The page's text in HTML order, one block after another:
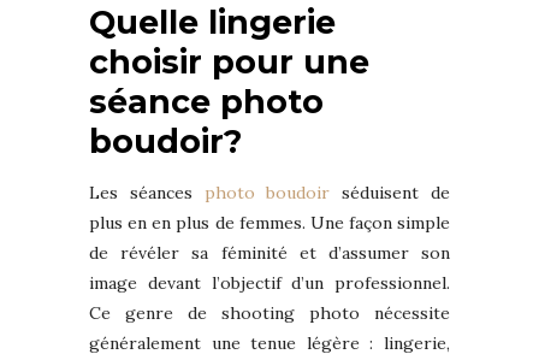
Quelle lingerie
choisir pour une
séance photo
boudoir?
Les séances photo boudoir séduisent de
plus en en plus de femmes. Une façon simple
de révéler sa féminité et d’assumer son
image devant l’objectif d’un professionnel.
Ce genre de shooting photo nécessite
généralement une tenue légère : lingerie,